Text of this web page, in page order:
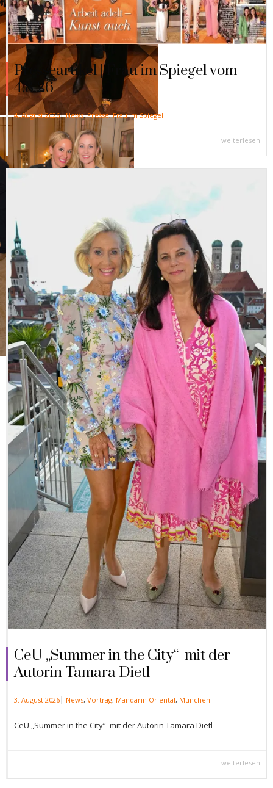
Presseartikel | Frau im Spiegel vom
4.8.26
4. August 2026|News,Presse,Frau im Spiegel
weiterlesen
CeU „Summer in the City“ mit der
Autorin Tamara Dietl
3. August 2026| News, Vortrag, Mandarin Oriental, München
CeU „Summer in the City“ mit der Autorin Tamara Dietl
weiterlesen